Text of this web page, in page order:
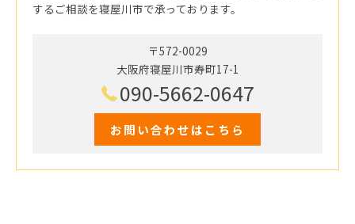
するご相談を寝屋川市で承っております。
〒572-0029
大阪府寝屋川市寿町17-1
090-5662-0647
お問い合わせはこちら